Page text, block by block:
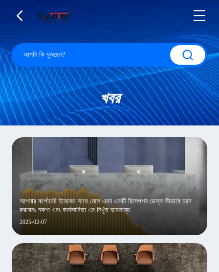
খবর
2025-02-07
আপনার কর্পোরেট ইমেজের সাথে মেলে এমন একটি রিসেপশন ডেস্ক কীভাবে চয়ন
করবেনঃ নকশা এবং কার্যকারিতা এর নিখুঁত ভারসাম্য